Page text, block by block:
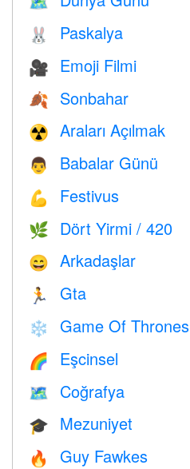
🐰 Paskalya
🎥 Emoji Filmi
🍂 Sonbahar
☢️ Araları Açılmak
👨 Babalar Günü
💪 Festivus
🌿 Dört Yirmi / 420
😄 Arkadaşlar
🏃 Gta
❄️ Game Of Thrones
🌈 Eşcinsel
🗺 Coğrafya
🎓 Mezuniyet
🔥 Guy Fawkes